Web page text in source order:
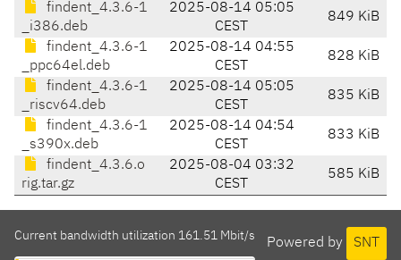
findent_4.3.6-1
_i386.deb
2025-08-14 05:05
CEST
849 KiB
findent_4.3.6-1
_ppc64el.deb
2025-08-14 04:55
CEST
828 KiB
findent_4.3.6-1
_riscv64.deb
2025-08-14 05:05
CEST
835 KiB
findent_4.3.6-1
_s390x.deb
2025-08-14 04:54
CEST
833 KiB
findent_4.3.6.o
rig.tar.gz
2025-08-04 03:32
CEST
585 KiB
Powered by SNT
Current bandwidth utilization 161.51 Mbit/s